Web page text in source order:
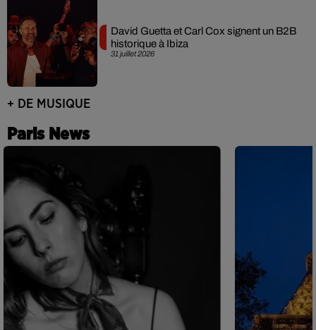
31 juillet 2026
David Guetta et Carl Cox signent un B2B
historique à Ibiza
+ DE MUSIQUE
Paris News